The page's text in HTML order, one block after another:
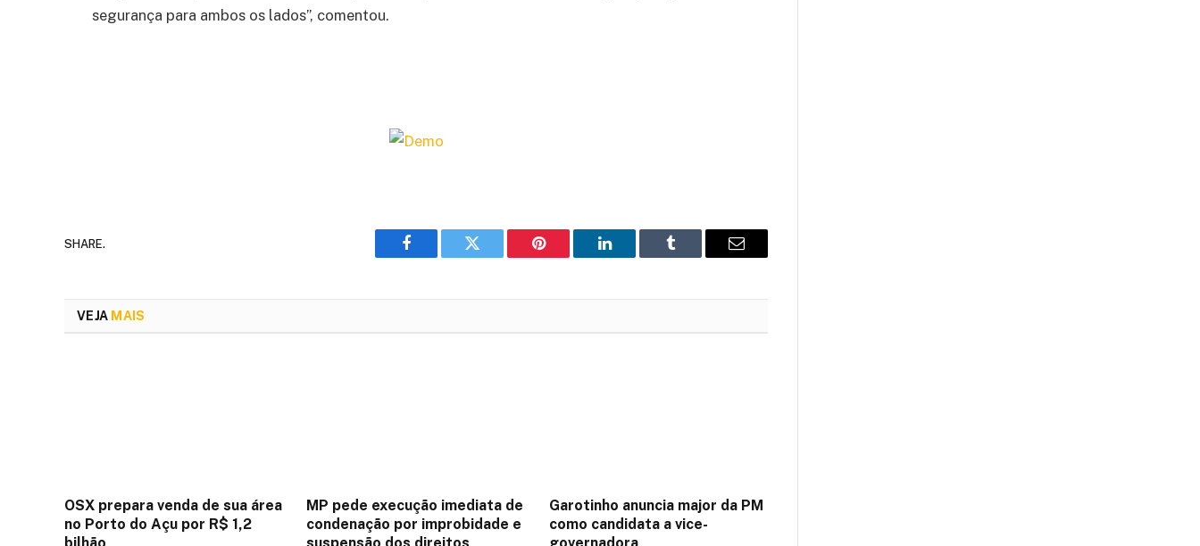
segurança para ambos os lados”, comentou.
SHARE.
Facebook Twitter Pinterest LinkedIn Tumblr Email
VEJA MAIS
OSX prepara venda de sua área
no Porto do Açu por R$ 1,2
MP pede execução imediata de
condenação por improbidade e
Garotinho anuncia major da PM
como candidata a vice-